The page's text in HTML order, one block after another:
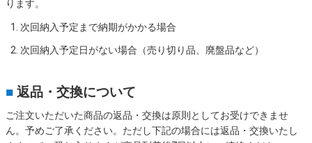
ります。
次回納入予定まで納期がかかる場合
次回納入予定日がない場合（売り切り品、廃盤品など）
■ 返品・交換について
ご注文いただいた商品の返品・交換は原則としてお受けできませ
ん。予めご了承ください。ただし下記の場合には返品・交換いたし